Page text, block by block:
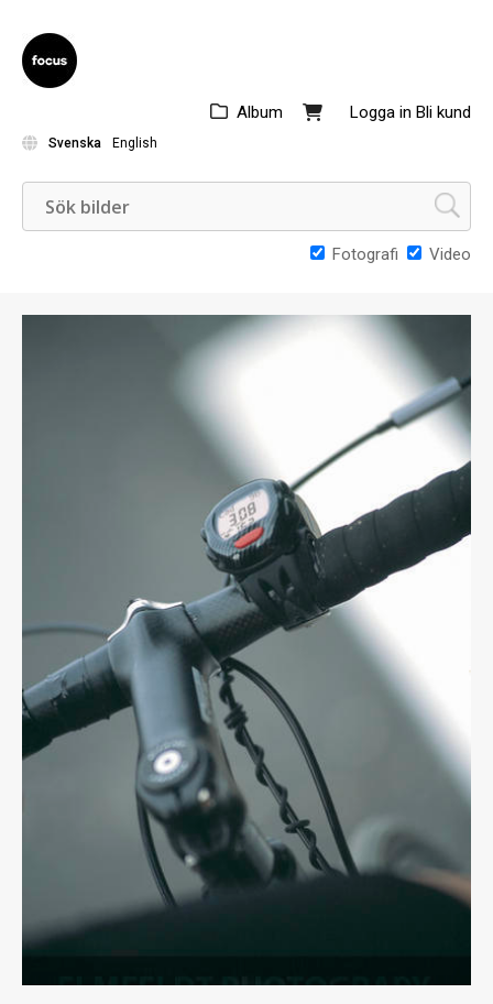
Logga in Bli kund
Album
Svenska English
Fotografi Video